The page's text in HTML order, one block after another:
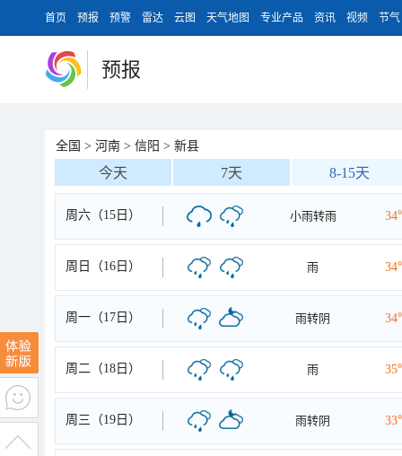
首页 预报 预警 雷达 云图 天气地图 专业产品 资讯 视频 节气
预报
全国 > 河南 > 信阳 > 新县
今天 7天 8-15天
周六（15日） 小雨转雨
周日（16日） 雨
周一（17日） 雨转阴
周二（18日） 雨
周三（19日） 雨转阴